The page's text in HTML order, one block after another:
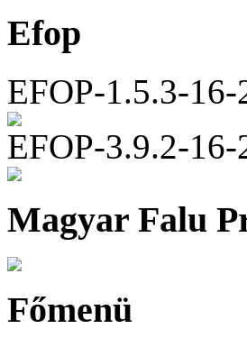
Efop
EFOP-1.5.3-
EFOP-3.9.2-
Magyar Falu
Főmenü